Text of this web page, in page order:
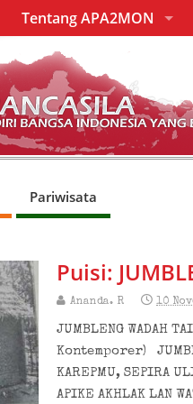
Tentang APA2MON
Pariwisata
Puisi:
Ananda. R 10
JUMBLENG WADAH
Kontemporer)
KAREPMU, SEPIRA
APIKE AKHLAK LAN